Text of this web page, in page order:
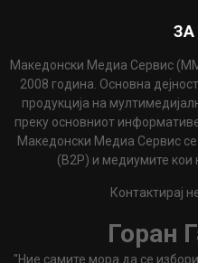
Македонски Медиа Сервис
2008 година. Основна
продукција на
преку основниот
Македонски Медиа Сервис
(B2P) и медиумите кои
Контактирај
Горан
"Ние самите мора да се